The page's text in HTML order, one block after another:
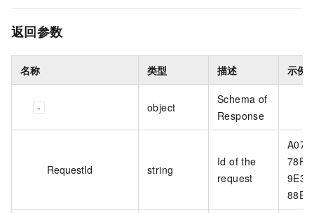
返回参数
名称 类型 描述 示例
object
Schema of
Response
RequestId string
Id of the
request